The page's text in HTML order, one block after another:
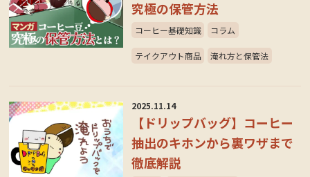
究極の保管方法
コーヒー基礎知識 コラム
テイクアウト商品 淹れ方と保管法
2025.11.14
【ドリップバッグ】コーヒー
抽出のキホンから裏ワザまで
徹底解説